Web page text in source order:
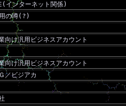
インターネット関係)
の噂(?)
向け汎用ビジネスアカウント
向け汎用ビジネスアカウント
／ビジアカ